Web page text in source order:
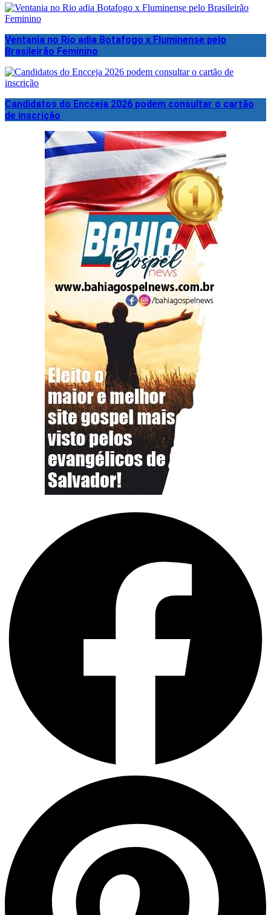
Ventania no Rio adia Botafogo x Fluminense pelo
Brasileirão Feminino
Candidatos do Encceja 2026 podem consultar o cartão
de inscrição